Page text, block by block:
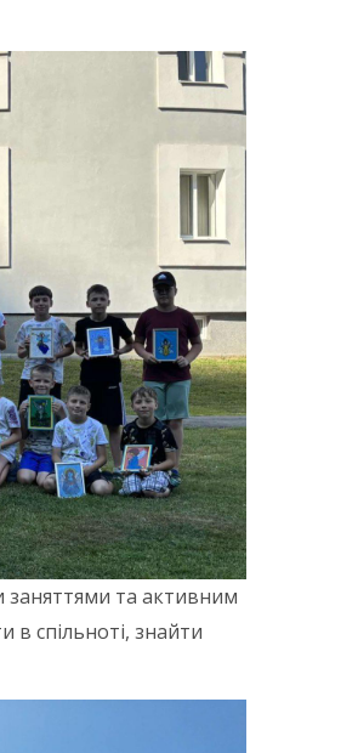
та активним
спільноті, знайти